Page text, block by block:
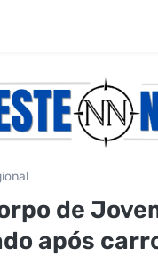
de
após